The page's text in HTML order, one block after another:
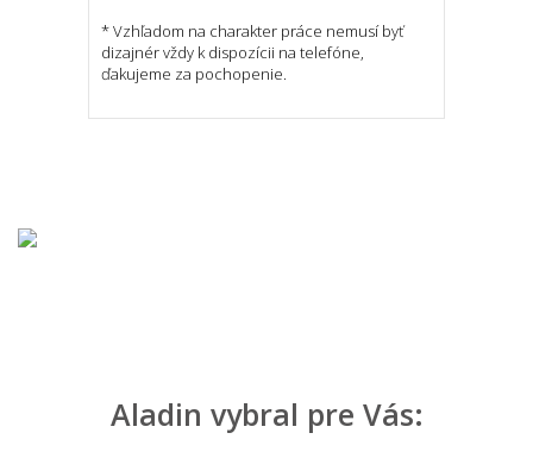
* Vzhľadom na charakter práce nemusí byť
dizajnér vždy k dispozícii na telefóne,
ďakujeme za pochopenie.
Aladin vybral pre Vás: